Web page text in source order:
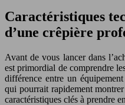
Caractéristiques
d’une crêpière
Avant de vous lancer dans
est primordial de comprendre
différence entre un
qui pourrait rapidement
caractéristiques clés à prendre